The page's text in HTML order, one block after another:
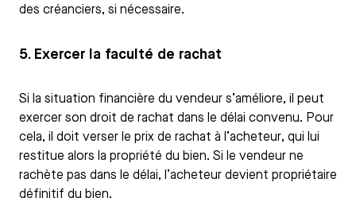
des créanciers, si nécessaire.
5. Exercer la faculté de rachat
Si la situation financière du vendeur s’améliore, il peut
exercer son droit de rachat dans le délai convenu. Pour
cela, il doit verser le prix de rachat à l’acheteur, qui lui
restitue alors la propriété du bien. Si le vendeur ne
rachète pas dans le délai, l’acheteur devient propriétaire
définitif du bien.